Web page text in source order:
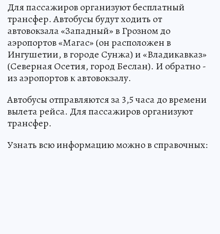
Для пассажиров организуют бесплатный
трансфер. Автобусы будут ходить от
автовокзала «Западный» в Грозном до
аэропортов «Магас» (он расположен в
Ингушетии, в городе Сунжа) и «Владикавказ»
(Северная Осетия, город Беслан). И обратно -
из аэропортов к автовокзалу.
Автобусы отправляются за 3,5 часа до времени
вылета рейса. Для пассажиров организуют
трансфер.
Узнать всю информацию можно в справочных: